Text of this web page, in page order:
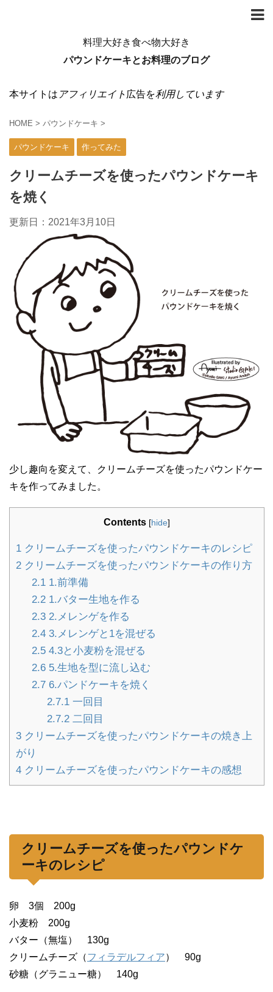
料理大好き食べ物大好き
パウンドケーキとお料理のブログ
本サイトは アフィリエイト 広告を利用しています
HOME > パウンドケーキ >
パウンドケーキ 作ってみた
クリームチーズを使ったパウンドケーキ
を焼く
更新日： 2021年3月10日
少し趣向を変えて、クリームチーズを使ったパウンドケー
キを作ってみました。
Contents [hide]
1 クリームチーズを使ったパウンドケーキのレシピ
2 クリームチーズを使ったパウンドケーキの作り方
2.11.前準備
2.21.バター生地を作る
2.32.メレンゲを作る
2.43.メレンゲと1を混ぜる
2.54.3と小麦粉を混ぜる
2.65.生地を型に流し込む
2.76.パンドケーキを焼く
2.7.1 一回目
2.7.2 二回目
3 クリームチーズを使ったパウンドケーキの焼き上
がり
4 クリームチーズを使ったパウンドケーキの感想
クリームチーズを使ったパウンドケ
ーキのレシピ
卵 3個 200g
小麦粉 200g
バター（無塩） 130g
クリームチーズ（フィラデルフィア） 90g
砂糖（グラニュー糖） 140g